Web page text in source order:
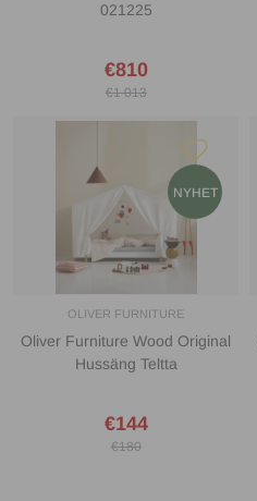
021225
€810
€1 013
OLIVER FURNITURE
Oliver Furniture Wood Original
Hussäng Teltta
€144
€180